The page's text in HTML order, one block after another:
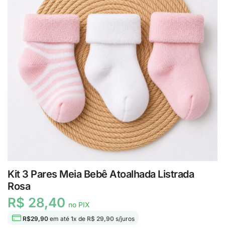
Kit 3 Pares Meia Bebê Atoalhada Listrada
Rosa
R$ 28,40 no PIX
R$29,90 em até 1x de R$ 29,90 s/juros